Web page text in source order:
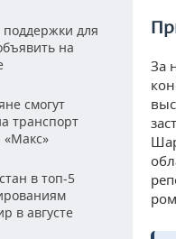
для
на
смогут
транспорт
«Макс»
в топ-5
в августе
За